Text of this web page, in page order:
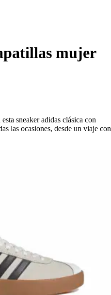
mujer
sneaker adidas clásica con
las ocasiones, desde un viaje con